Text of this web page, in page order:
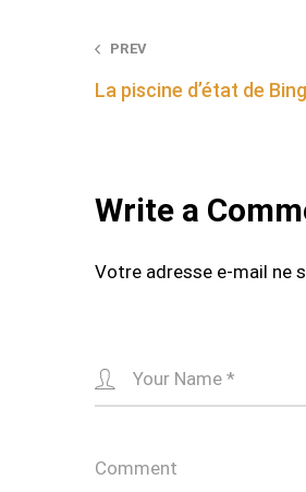
Post
navigation
PREV
La piscine d’état de
Write a
Votre adresse e-mail ne